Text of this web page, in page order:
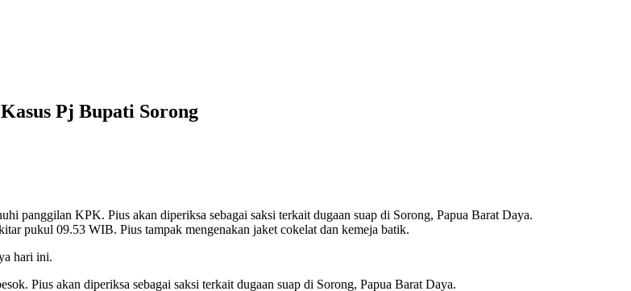
Pj Bupati Sorong
panggilan KPK. Pius akan diperiksa sebagai saksi terkait dugaan suap di Sorong, Papua Barat Daya.
pukul 09.53 WIB. Pius tampak mengenakan jaket cokelat dan kemeja batik.
hari ini.
Pius akan diperiksa sebagai saksi terkait dugaan suap di Sorong, Papua Barat Daya.